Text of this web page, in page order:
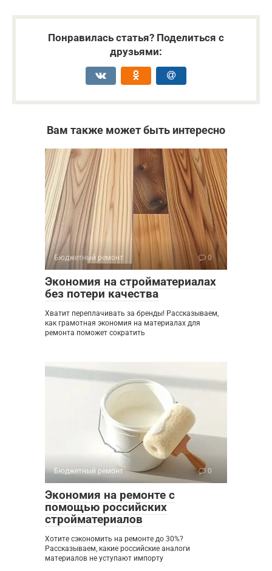
Понравилась статья? Поделиться с
друзьями:
Вам также может быть интересно
Бюджетный ремонт 0
Экономия на стройматериалах
без потери качества
Хватит переплачивать за бренды! Рассказываем,
как грамотная экономия на материалах для
ремонта поможет сократить
Бюджетный ремонт 0
Экономия на ремонте с
помощью российских
стройматериалов
Хотите сэкономить на ремонте до 30%?
Рассказываем, какие российские аналоги
материалов не уступают импорту